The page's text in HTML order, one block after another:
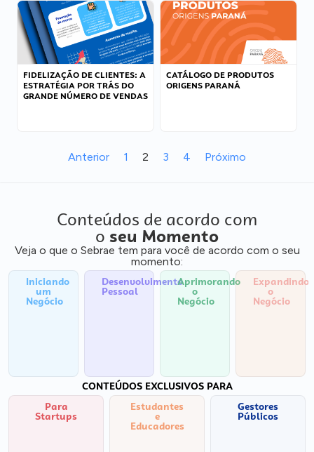
FIDELIZAÇÃO DE CLIENTES: A
ESTRATÉGIA POR TRÁS DO
GRANDE NÚMERO DE VENDAS
CATÁLOGO DE PRODUTOS
ORIGENS PARANÁ
Anterior 1 2 3 4 Próximo
Conteúdos de acordo com
o seu Momento
Veja o que o Sebrae tem para você de acordo com o seu
momento:
Iniciando
um
Negócio
Desenvolvimento
Pessoal
Aprimorando
o
Negócio
Expandindo
o
Negócio
CONTEÚDOS EXCLUSIVOS PARA
Para
Startups
Estudantes
e
Educadores
Gestores
Públicos